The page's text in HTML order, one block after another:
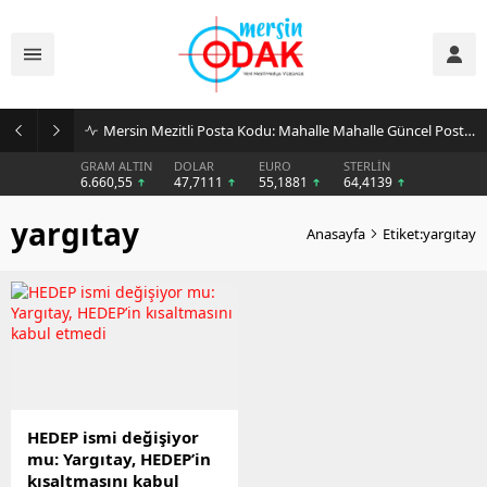
Mersin Mezitli Posta Kodu: Mahalle Mahalle Güncel Posta Kodu Rehberi
GRAM ALTIN
6.660,55
DOLAR
47,7111
EURO
55,1881
STERLİN
64,4139
yargıtay Anasayfa Etiket:yargıtay
HEDEP ismi değişiyor
mu: Yargıtay, HEDEP’in
kısaltmasını kabul